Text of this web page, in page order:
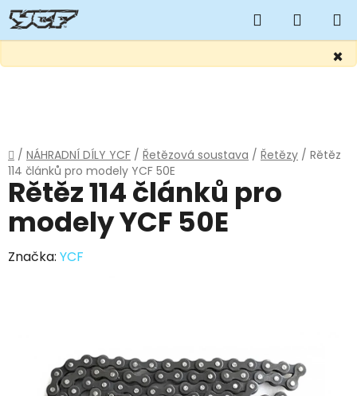
×
Hledat
KOŠÍK
Domů
/ NÁHRADNÍ DÍLY YCF / Řetězová soustava / Řetězy / Rětěz
114 článků pro modely YCF 50E
Rětěz 114 článků pro
modely YCF 50E
Značka: YCF